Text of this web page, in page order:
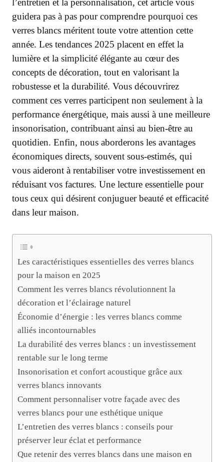
l’entretien et la personnalisation, cet article vous
guidera pas à pas pour comprendre pourquoi ces
verres blancs méritent toute votre attention cette
année. Les tendances 2025 placent en effet la
lumière et la simplicité élégante au cœur des
concepts de décoration, tout en valorisant la
robustesse et la durabilité. Vous découvrirez
comment ces verres participent non seulement à la
performance énergétique, mais aussi à une meilleure
insonorisation, contribuant ainsi au bien-être au
quotidien. Enfin, nous aborderons les avantages
économiques directs, souvent sous-estimés, qui
vous aideront à rentabiliser votre investissement en
réduisant vos factures. Une lecture essentielle pour
tous ceux qui désirent conjuguer beauté et efficacité
dans leur maison.
Les caractéristiques essentielles des verres blancs
pour la maison en 2025
Comment les verres blancs révolutionnent la
décoration et l’éclairage naturel
Économie d’énergie : les verres blancs comme
alliés incontournables
La durabilité des verres blancs : un investissement
rentable sur le long terme
Insonorisation et confort acoustique grâce aux
verres blancs innovants
Comment personnaliser votre façade avec des
verres blancs pour une esthétique unique
L’entretien des verres blancs : conseils pour
préserver leur éclat et performance
Que retenir des verres blancs dans une maison en